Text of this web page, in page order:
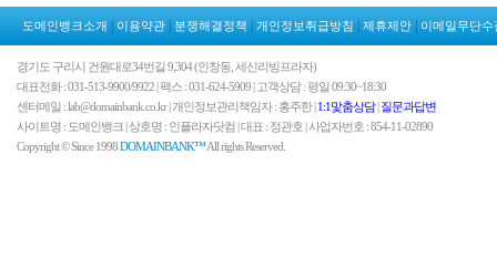
도메인뱅크소개 이용약관 분쟁해결정책 개인정보취급방침 제휴제안 이메일무단수
경기도 구리시 건원대로34번길 9,304 (인창동, 세신리빙프라자)
대표전화 : 031-513-9900/9922 | 팩스 : 031-624-5909 | 고객상담 : 평일 09:30~18:30
센터메일 : lab@domainbank.co.kr | 개인정보관리책임자 : 홍주한 |1:1맟춤상담|질문과답변
사이트명 : 도메인뱅크 | 상호명 : 인플라자닷컴 | 대표 : 정관호 | 사업자번호 : 854-11-02890
Copyright © Since 1998DOMAINBANK™All rights Reserved.